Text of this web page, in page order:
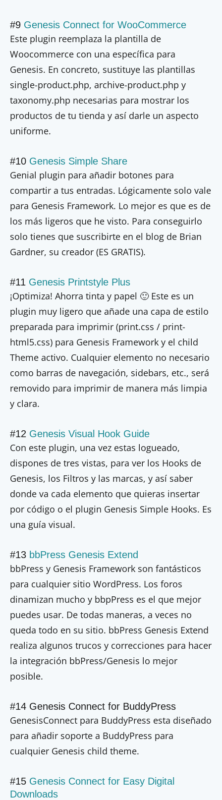
#9 Genesis Connect for WooCommerce
Este plugin reemplaza la plantilla de
Woocommerce con una específica para
Genesis. En concreto, sustituye las plantillas
single-product.php, archive-product.php y
taxonomy.php necesarias para mostrar los
productos de tu tienda y así darle un aspecto
uniforme.
#10 Genesis Simple Share
Genial plugin para añadir botones para
compartir a tus entradas. Lógicamente solo vale
para Genesis Framework. Lo mejor es que es de
los más ligeros que he visto. Para conseguirlo
solo tienes que suscribirte en el blog de Brian
Gardner, su creador (ES GRATIS).
#11 Genesis Printstyle Plus
¡Optimiza! Ahorra tinta y papel 🙂 Este es un
plugin muy ligero que añade una capa de estilo
preparada para imprimir (print.css / print-
html5.css) para Genesis Framework y el child
Theme activo. Cualquier elemento no necesario
como barras de navegación, sidebars, etc., será
removido para imprimir de manera más limpia
y clara.
#12 Genesis Visual Hook Guide
Con este plugin, una vez estas logueado,
dispones de tres vistas, para ver los Hooks de
Genesis, los Filtros y las marcas, y así saber
donde va cada elemento que quieras insertar
por código o el plugin Genesis Simple Hooks. Es
una guía visual.
#13 bbPress Genesis Extend
bbPress y Genesis Framework son fantásticos
para cualquier sitio WordPress. Los foros
dinamizan mucho y bbpPress es el que mejor
puedes usar. De todas maneras, a veces no
queda todo en su sitio. bbPress Genesis Extend
realiza algunos trucos y correcciones para hacer
la integración bbPress/Genesis lo mejor
posible.
#14 Genesis Connect for BuddyPress
GenesisConnect para BuddyPress esta diseñado
para añadir soporte a BuddyPress para
cualquier Genesis child theme.
#15 Genesis Connect for Easy Digital
Downloads